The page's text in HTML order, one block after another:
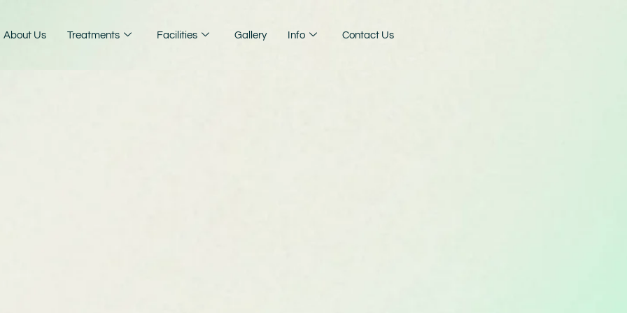
About Us Treatments Facilities Gallery Info Contact Us